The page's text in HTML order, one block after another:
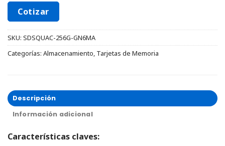
Cotizar
SKU: SDSQUAC-256G-GN6MA
Categorías: Almacenamiento, Tarjetas de Memoria
Descripción
Información adicional
Características claves: